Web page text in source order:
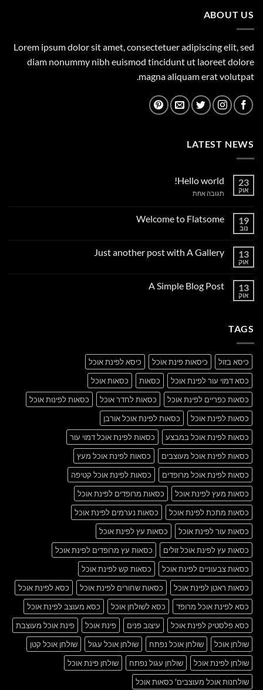
ABOUT US
Lorem ipsum dolor sit amet, consectetuer adipiscing elit, sed
diam nonummy nibh euismod tincidunt ut laoreet dolore
magna aliquam erat volutpat.
LATEST NEWS
23
אוק
Hello world!
תגובה אחתעל
19
נוב
Welcome to Flatsome
Welcome
13
אוק
Just another post with A Gallery
Just
13
אוק
A Simple Blog Post
TAGS
כיסא בזול כיסאות פינת אוכל
כיסא לפינת אוכל
כסא דמוי עור לפינת אוכל
כסאות
כסאות אוכל
כסאות כפריים לפינת אוכל
כסאות לחדר אוכל
כסאות לפינות אוכל
כסאות לפינת אוכל
כסאות לפינת אוכל אורבן
כסאות לפינת אוכל במבצע
כסאות לפינת אוכל דמוי עור
כסאות לפינת אוכל מעוצבים
כסאות לפינת אוכל מעץ
כסאות לפינת אוכל מרופדים
כסאות לפינת אוכל קטיפה
כסאות מעץ לפינת אוכל
כסאות מרופדים לפינת אוכל
כסאות מתכת לפינת אוכל
כסאות נערמים לפינת אוכל
כסאות עור לפינת אוכל
כסאות עץ לפינת אוכל
כסאות עץ לפינת אוכל זולים
כסאות עץ מרופדים לפינת אוכל
כסאות צבעוניים לפינת אוכל
כסאות קש לפינת אוכל
כסאות ראטן לפינת אוכל
כסאות שחורים לפינת אוכל
כסא לפינת אוכל
כסא לפינת אוכל מרופד
כסא לשולחן אוכל
כסא מעוצב לפינת אוכל
כסא פלסטיק לפינת אוכל
עיצוב פנים פינת אוכל
פינת אוכל מעוצבת
שולחן אוכל
שולחן אוכל נפתח שולחן אוכל עגול
שולחן אוכל קטן
שולחן לפינת אוכל
שולחן עגול נפתח
שולחן פינת אוכל
שולחנות אוכל מעוצבים' כסאות אוכל